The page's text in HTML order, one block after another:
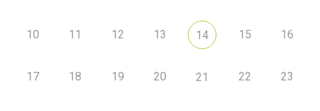
10 11 12 13 14 15 16
17 18 19 20 21 22 23